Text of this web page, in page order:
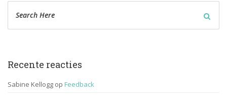
Recente reactie
Sabine Kellogg op Feedback